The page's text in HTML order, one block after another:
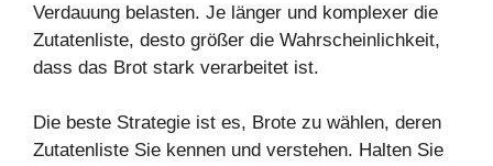
Verdauung belasten. Je länger und komplexer die
Zutatenliste, desto größer die Wahrscheinlichkeit,
dass das Brot stark verarbeitet ist.
Die beste Strategie ist es, Brote zu wählen, deren
Zutatenliste Sie kennen und verstehen. Halten Sie